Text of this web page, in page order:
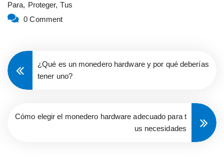
Para, Proteger, Tus
0 Comment
¿Qué es un monedero hardware y por qué deberías
tener uno?
Cómo elegir el monedero hardware adecuado para t
us necesidades